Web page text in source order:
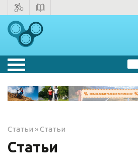
Велосипеды
Зимние товары
Статьи »Статьи
Статьи